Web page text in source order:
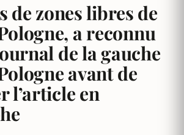
de zones libres de
a reconnu
de la gauche
avant de
l’article en